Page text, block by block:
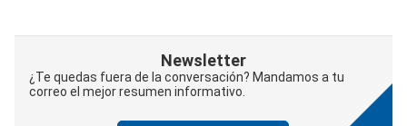
Newsletter
¿Te quedas fuera de la conversación? Mandamos a tu
correo el mejor resumen informativo.